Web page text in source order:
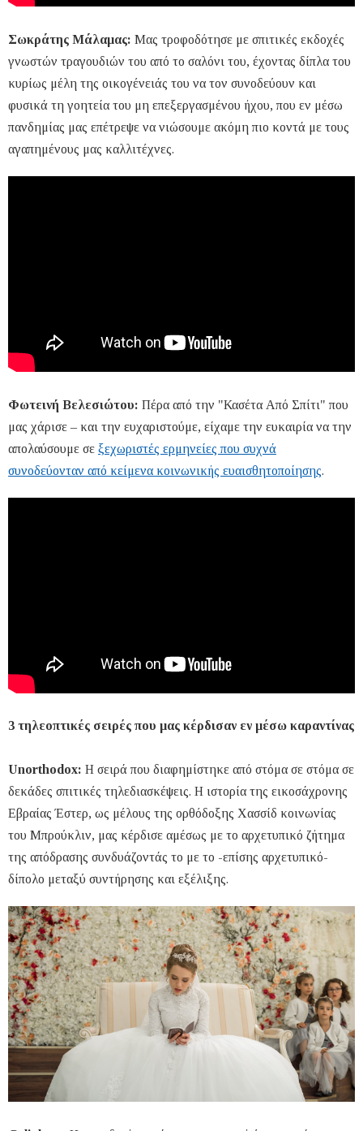
Σωκράτης Μάλαμας: Μας τροφοδότησε με σπιτικές εκδοχές
γνωστών τραγουδιών του από το σαλόνι του, έχοντας δίπλα του
κυρίως μέλη της οικογένειάς του να τον συνοδεύουν και
φυσικά τη γοητεία του μη επεξεργασμένου ήχου, που εν μέσω
πανδημίας μας επέτρεψε να νιώσουμε ακόμη πιο κοντά με τους
αγαπημένους μας καλλιτέχνες.
Φωτεινή Βελεσιώτου: Πέρα από την "Κασέτα Από Σπίτι" που
μας χάρισε – και την ευχαριστούμε, είχαμε την ευκαιρία να την
απολαύσουμε σε ξεχωριστές ερμηνείες που συχνά
συνοδεύονταν από κείμενα κοινωνικής ευαισθητοποίησης.
3 τηλεοπτικές σειρές που μας κέρδισαν εν μέσω καραντίνας
Unorthodox: Η σειρά που διαφημίστηκε από στόμα σε στόμα σε
δεκάδες σπιτικές τηλεδιασκέψεις. Η ιστορία της εικοσάχρονης
Εβραίας Έστερ, ως μέλους της ορθόδοξης Χασσίδ κοινωνίας
του Μπρούκλιν, μας κέρδισε αμέσως με το αρχετυπικό ζήτημα
της απόδρασης συνδυάζοντάς το με το -επίσης αρχετυπικό-
δίπολο μεταξύ συντήρησης και εξέλιξης.